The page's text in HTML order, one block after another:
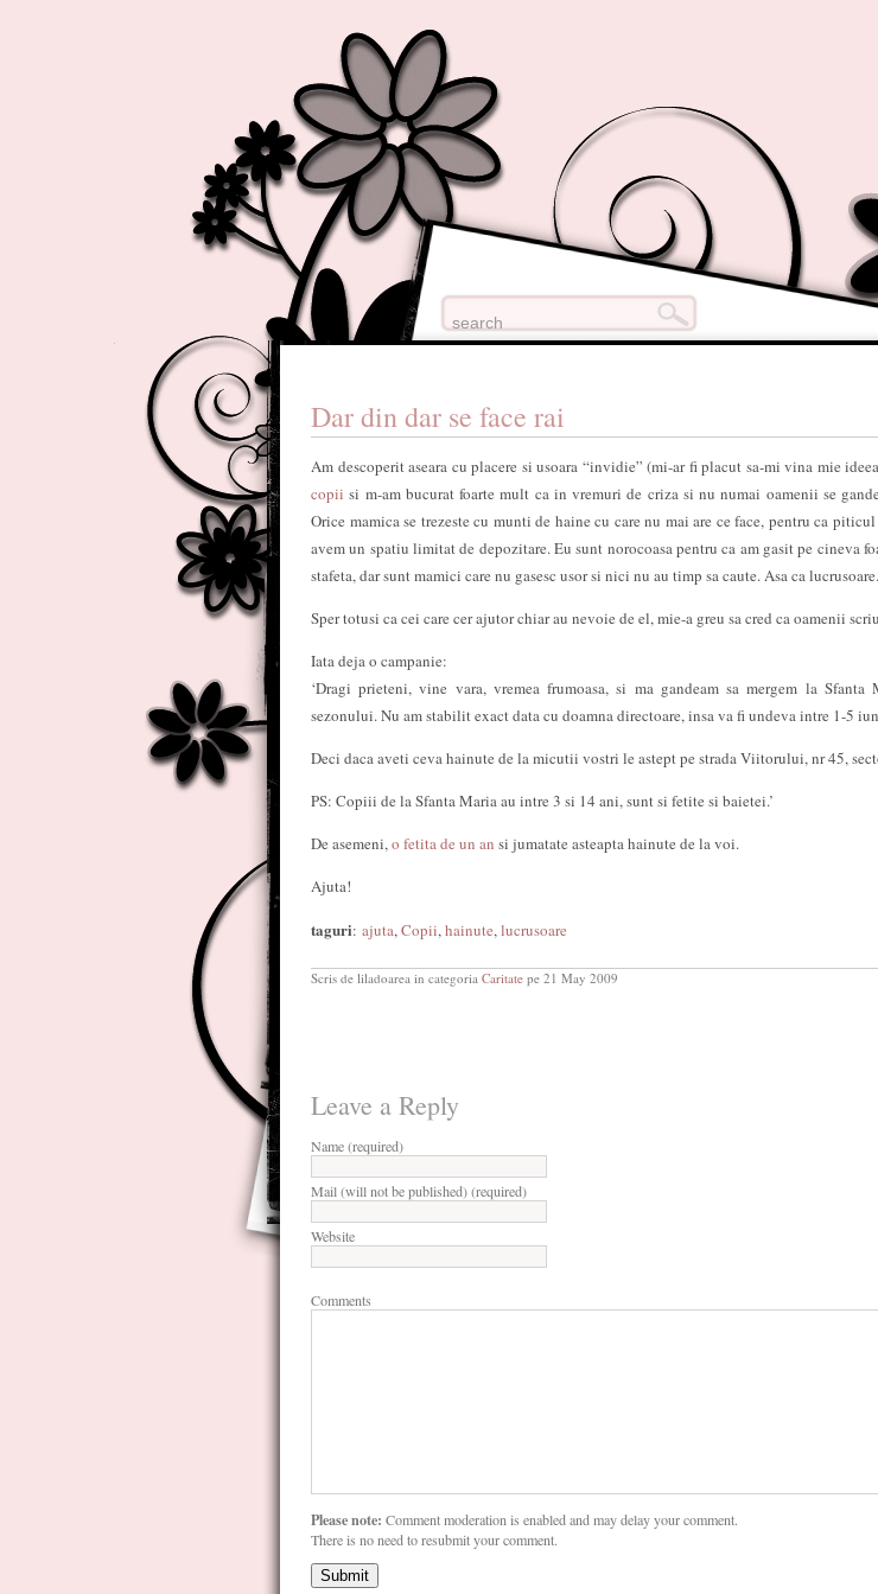
Dar din dar se face rai
Am descoperit aseara cu placere si usoara “invidie” (mi-ar fi placut sa-mi vina mie
copii si m-am bucurat foarte mult ca in vremuri de criza si nu numai oamenii se
Orice mamica se trezeste cu munti de haine cu care nu mai are ce face, pentru ca
avem un spatiu limitat de depozitare. Eu sunt norocoasa pentru ca am gasit pe cineva
stafeta, dar sunt mamici care nu gasesc usor si nici nu au timp sa caute. Asa ca
Sper totusi ca cei care cer ajutor chiar au nevoie de el, mie-a greu sa cred ca oamenii
Iata deja o campanie:
‘Dragi prieteni, vine vara, vremea frumoasa, si ma gandeam sa mergem la Sfanta
sezonului. Nu am stabilit exact data cu doamna directoare, insa va fi undeva intre 1-5
Deci daca aveti ceva hainute de la micutii vostri le astept pe strada Viitorului, nr 45,
PS: Copiii de la Sfanta Maria au intre 3 si 14 ani, sunt si fetite si baietei.’
De asemeni,o fetita de un an si jumatate asteapta hainute de la voi.
Ajuta!
taguri: ajuta,Copii,hainute,lucrusoare
Scris de liladoarea in categoria Caritate pe 21 May 2009
Leave a Reply
Name (required)
Mail (will not be published) (required)
Website
Comments
Please note: Comment moderation is enabled and may delay your comment.
There is no need to resubmit your comment.